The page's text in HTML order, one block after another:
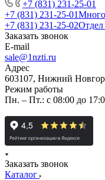
+7 (831) 231-25-01
+7 (831) 231-25-01
+7 (831) 231-25-02
Заказать звонок
E-mail
sale@1nzti.ru
Адрес
603107, Нижний
Режим работы
Пн. – Пт.: с 08:00 до
Заказать звонок
Каталог